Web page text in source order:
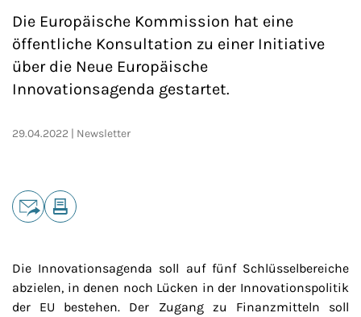
Die Europäische Kommission hat eine
öffentliche Konsultation zu einer Initiative
über die Neue Europäische
Innovationsagenda gestartet.
29.04.2022 Newsletter
Teilen
Die Innovationsagenda soll auf fünf Schlüsselbereiche
abzielen, in denen noch Lücken in der Innovationspolitik
der EU bestehen. Der Zugang zu Finanzmitteln soll